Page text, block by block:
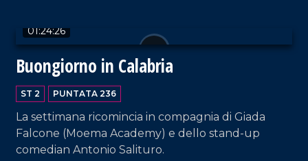
01:24:26
Buongiorno in Calabria
ST 2 PUNTATA 236
La settimana ricomincia in compagnia di Giada
Falcone (Moema Academy) e dello stand-up
comedian Antonio Salituro.
VAI AL TITOLO